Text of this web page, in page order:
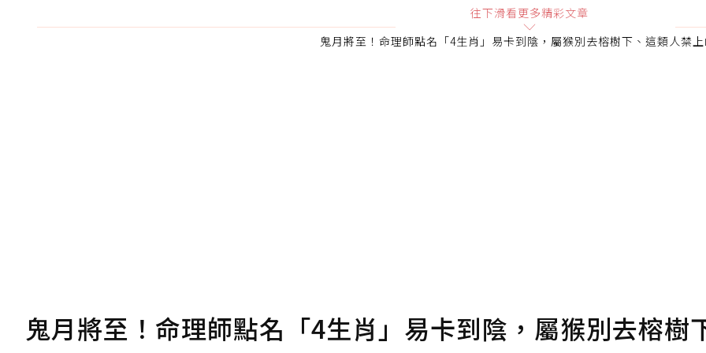
往下滑看更多精彩文章
鬼月將至！命理師點名「4生肖」易卡到陰，屬猴別去榕樹下、這類人禁
鬼月將至！命理師點名「4生肖」易卡到陰，屬猴別去榕樹